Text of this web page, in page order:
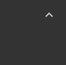
in Ihr